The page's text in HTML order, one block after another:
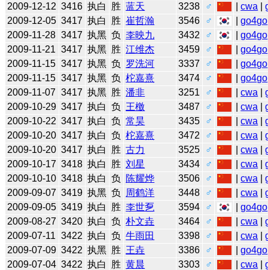
2009-12-12 3416 执白 胜 蓝天 3238 ♂ |cwa |
2009-12-05 3417 执白 胜 崔哲瀚 3546 ♂ |go4go
2009-11-28 3417 执黑 负 李映九 3432 ♂ |go4go
2009-11-21 3417 执黑 胜 江维杰 3459 ♂ |go4go
2009-11-15 3417 执黑 负 罗洗河 3337 ♂ |go4go
2009-11-15 3417 执黑 负 柁嘉熹 3474 ♂ |go4go
2009-11-07 3417 执黑 胜 潘非 3251 ♂ |cwa |
2009-10-29 3417 执白 负 王檄 3487 ♂ |cwa |
2009-10-22 3417 执白 负 常昊 3435 ♂ |cwa |
2009-10-20 3417 执白 负 柁嘉熹 3472 ♂ |cwa |
2009-10-20 3417 执白 胜 古力 3525 ♂ |cwa |
2009-10-17 3418 执白 胜 刘星 3434 ♂ |cwa |
2009-10-10 3418 执白 负 陈耀烨 3506 ♂ |cwa |
2009-09-07 3419 执黑 负 周鹤洋 3448 ♂ |cwa |
2009-09-05 3419 执白 胜 李世乭 3594 ♂ |go4go
2009-08-27 3420 执白 负 朴文垚 3464 ♂ |cwa |
2009-07-11 3422 执白 负 牛雨田 3398 ♂ |cwa |
2009-07-09 3422 执黑 胜 王垚 3386 ♂ |go4go
2009-07-04 3422 执白 胜 黄晨 3303 ♂ |cwa |